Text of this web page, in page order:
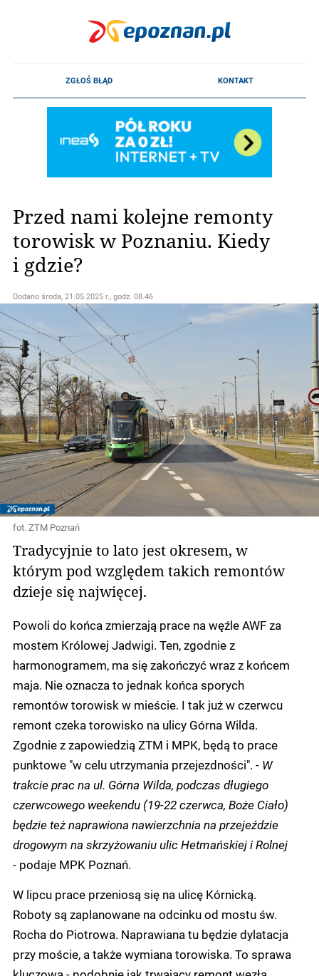
Przed nami kolejne remonty
torowisk w Poznaniu. Kiedy
i gdzie?
Dodano środa, 21.05.2025 r., godz. 08.46
fot. ZTM Poznań
Tradycyjnie to lato jest okresem, w
którym pod względem takich remontów
dzieje się najwięcej.
Powoli do końca zmierzają prace na węźle AWF za
mostem Królowej Jadwigi. Ten, zgodnie z
harmonogramem, ma się zakończyć wraz z końcem
maja. Nie oznacza to jednak końca sporych
remontów torowisk w mieście. I tak już w czerwcu
remont czeka torowisko na ulicy Górna Wilda.
Zgodnie z zapowiedzią ZTM i MPK, będą to prace
punktowe "w celu utrzymania przejezdności". - W
trakcie prac na ul. Górna Wilda, podczas długiego
czerwcowego weekendu (19-22 czerwca, Boże Ciało)
będzie też naprawiona nawierzchnia na przejeździe
drogowym na skrzyżowaniu ulic Hetmańskiej i Rolnej
- podaje MPK Poznań.
W lipcu prace przeniosą się na ulicę Kórnicką.
Roboty są zaplanowane na odcinku od mostu św.
Rocha do Piotrowa. Naprawiana tu będzie dylatacja
przy moście, a także wymiana torowiska. To sprawa